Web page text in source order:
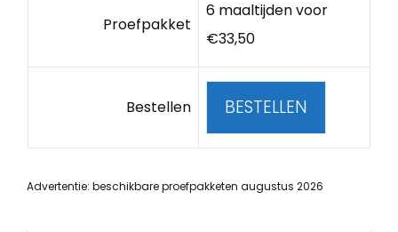
Proefpakket
6 maaltijden voor
€33,50
Bestellen BESTELLEN
Advertentie: beschikbare proefpakketen augustus 2026